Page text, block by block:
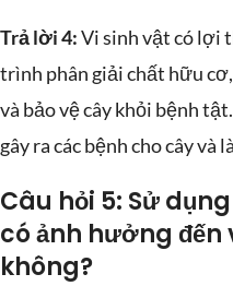
Trả lời 4:Vi sinh vật có lợi
trình phân giải chất hữu
và bảo vệ cây khỏi bệnh
gây ra các bệnh cho cây
Câu hỏi 5: Sử
có ảnh hưởng đến
không?